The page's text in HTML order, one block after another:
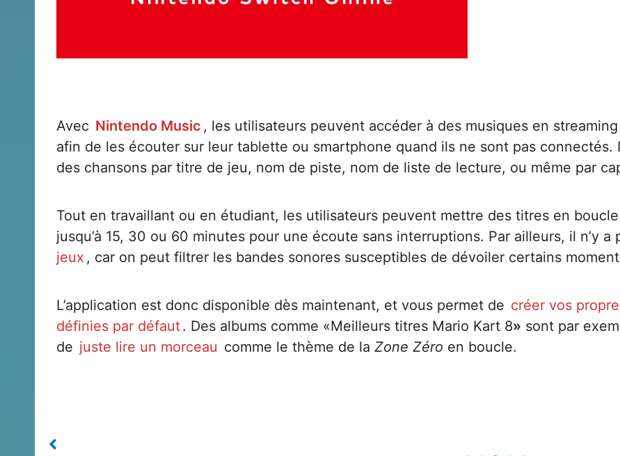
Avec Nintendo Music , les utilisateurs peuvent accéder à des musiques en
afin de les écouter sur leur tablette ou smartphone quand ils ne sont pas
des chansons par titre de jeu, nom de piste, nom de liste de lecture, ou même par
Tout en travaillant ou en étudiant, les utilisateurs peuvent mettre des titres en
jusqu’à 15, 30 ou 60 minutes pour une écoute sans interruptions. Par ailleurs, il n’y a
jeux , car on peut filtrer les bandes sonores susceptibles de dévoiler certains
L’application est donc disponible dès maintenant, et vous permet de créer vos
définies par défaut. Des albums comme «Meilleurs titres Mario Kart 8» sont par
de juste lire un morceau comme le thème de la Zone Zéro en boucle.